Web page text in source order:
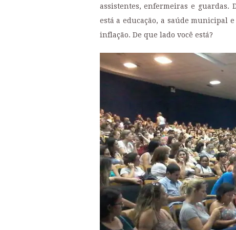
assistentes, enfermeiras e
está a educação, a saúde municipal
inflação. De que lado você está?